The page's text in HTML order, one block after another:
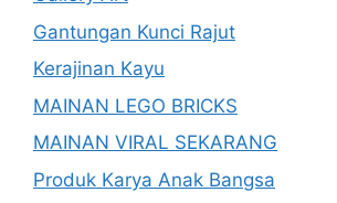
Gantungan Kunci Rajut
Kerajinan Kayu
MAINAN LEGO BRICKS
MAINAN VIRAL SEKARANG
Produk Karya Anak Bangsa